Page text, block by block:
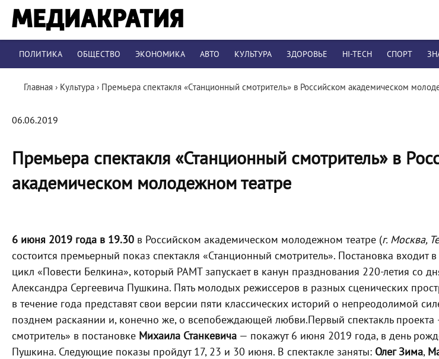
ПОЛИТИКА ОБЩЕСТВО ЭКОНОМИКА АВТО КУЛЬТУРА ЗДОРОВЬЕ HI-TECH СПОРТ
Главная › Культура › Премьера спектакля «Станционный смотритель» в Российском академическом
06.06.2019
Премьера спектакля «Станционный смотритель» в
академическом молодежном театре
6 июня 2019 года в 19.30 в Российском академическом молодежном театре (г. Москва,
состоится премьерный показ спектакля «Станционный смотритель». Постановка входит
цикл «Повести Белкина», который РАМТ запускает в канун празднования 220-летия со
Александра Сергеевича Пушкина. Пять молодых режиссеров в разных сценических
в течение года представят свои версии пяти классических историй о непреодолимой
позднем раскаянии и, конечно же, о всепобеждающей любви.Первый спектакль
смотритель» в постановке Михаила Станкевича — покажут 6 июня 2019 года, в день
Пушкина. Следующие показы пройдут 17, 23 и 30 июня. В спектакле заняты: Олег Зима,